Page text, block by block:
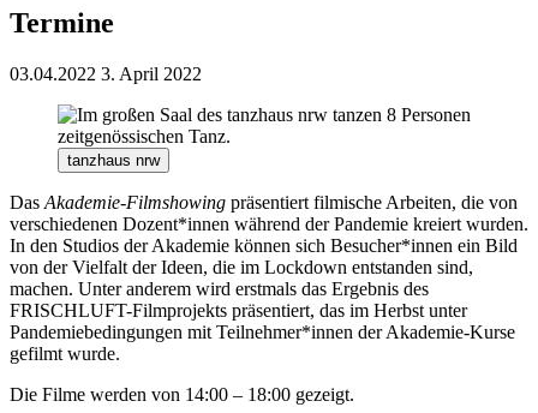
Termine
03.04.2022 3. April 2022
tanzhaus nrw
Das Akademie-Filmshowing präsentiert filmische Arbeiten, die von
verschiedenen Dozent*innen während der Pandemie kreiert wurden.
In den Studios der Akademie können sich Besucher*innen ein Bild
von der Vielfalt der Ideen, die im Lockdown entstanden sind,
machen. Unter anderem wird erstmals das Ergebnis des
FRISCHLUFT-Filmprojekts präsentiert, das im Herbst unter
Pandemiebedingungen mit Teilnehmer*innen der Akademie-Kurse
gefilmt wurde.
Die Filme werden von 14:00 – 18:00 gezeigt.